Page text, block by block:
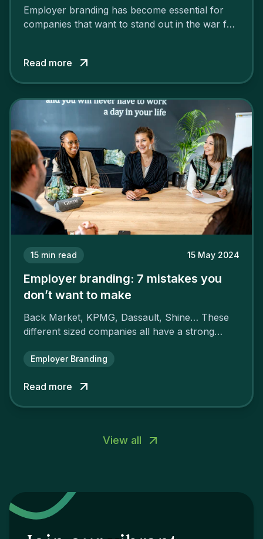
Employer branding has become essential for
companies that want to stand out in the war for
attract the best profiles.
Read more
15 min read 15 May 2024
Employer branding: 7 mistakes you
don’t want to make
Back Market, KPMG, Dassault, Shine… These
different sized companies all have a strong
attractiveness and loyalty and makes their
Employer Branding
Read more
View all